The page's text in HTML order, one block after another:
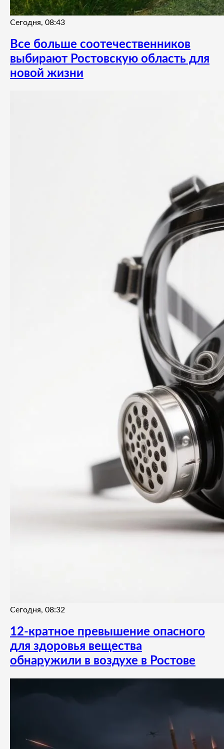
Сегодня, 08:43
Все больше соотечественников
выбирают Ростовскую область для
новой жизни
Сегодня, 08:32
12-кратное превышение опасного
для здоровья вещества
обнаружили в воздухе в Ростове